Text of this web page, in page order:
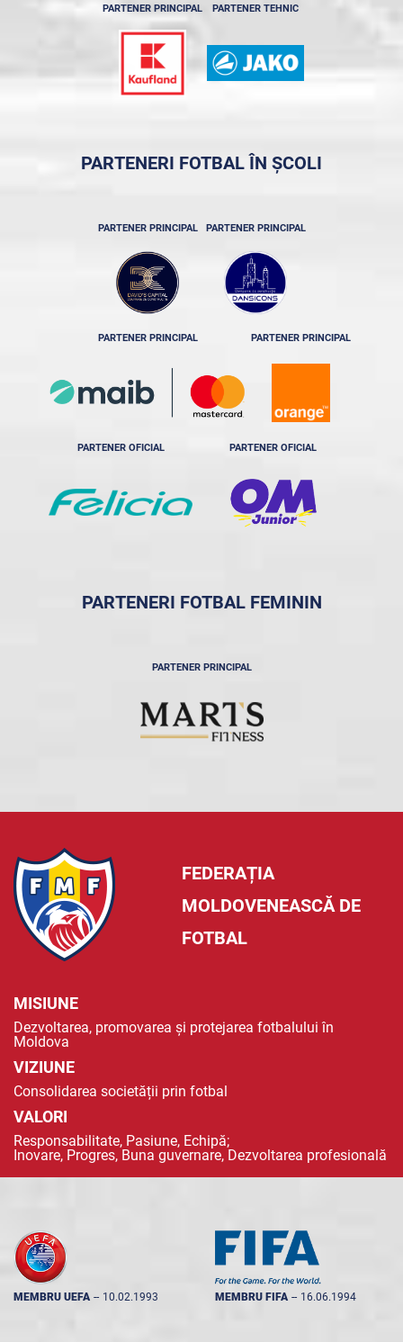
PARTENER PRINCIPAL PARTENER TEHNIC
PARTENERI FOTBAL ÎN ȘCOLI
PARTENER PRINCIPAL PARTENER PRINCIPAL
PARTENER PRINCIPAL PARTENER PRINCIPAL
PARTENER OFICIAL PARTENER OFICIAL
PARTENERI FOTBAL FEMININ
PARTENER PRINCIPAL
FEDERAȚIA
MOLDOVENEASCĂ DE
FOTBAL
MISIUNE
Dezvoltarea, promovarea și protejarea fotbalului în
Moldova
VIZIUNE
Consolidarea societății prin fotbal
VALORI
Responsabilitate, Pasiune, Echipă;
Inovare, Progres, Buna guvernare, Dezvoltarea profesională
MEMBRU UEFA -- 10.02.1993 MEMBRU FIFA -- 16.06.1994